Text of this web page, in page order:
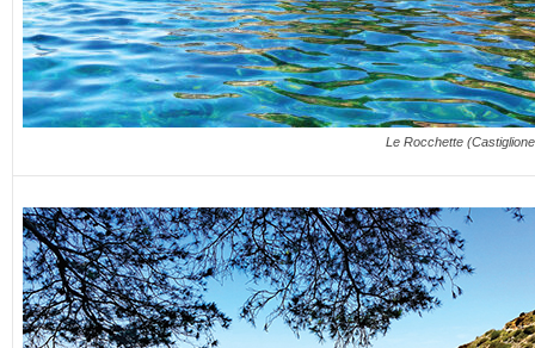
Le Rocchette